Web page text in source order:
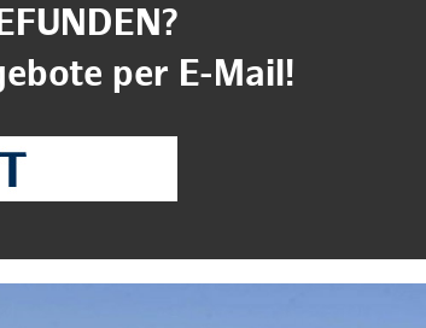
per E-Mail!